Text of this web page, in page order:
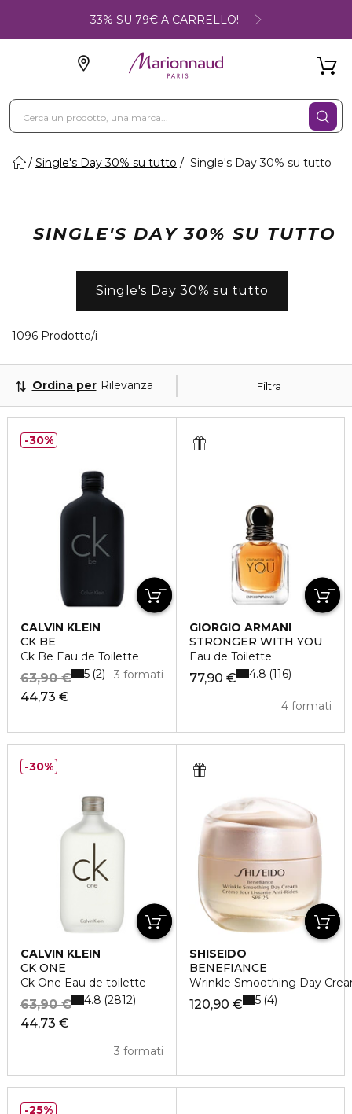
-33% SU 79€ A CARRELLO!
Single's Day 30% su tutto Single's Day 30% su tutto
SINGLE'S DAY 30% SU TUTTO
Single's Day 30% su tutto
1096 Prodotto/i
Filtra
Ordina per Rilevanza
CALVIN KLEIN
CK BE
Ck Be Eau de Toilette
44,73 €
63,90 € 3 formati
5 2
30%
GIORGIO ARMANI
STRONGER WITH YOU
Eau de Toilette
77,90 €
4 formati
4.8 116
CALVIN KLEIN
CK ONE
Ck One Eau de toilette
44,73 €
63,90 €
3 formati
4.8 2812
30%
SHISEIDO
BENEFIANCE
Wrinkle Smoothing Day
120,90 € 5 4
25%